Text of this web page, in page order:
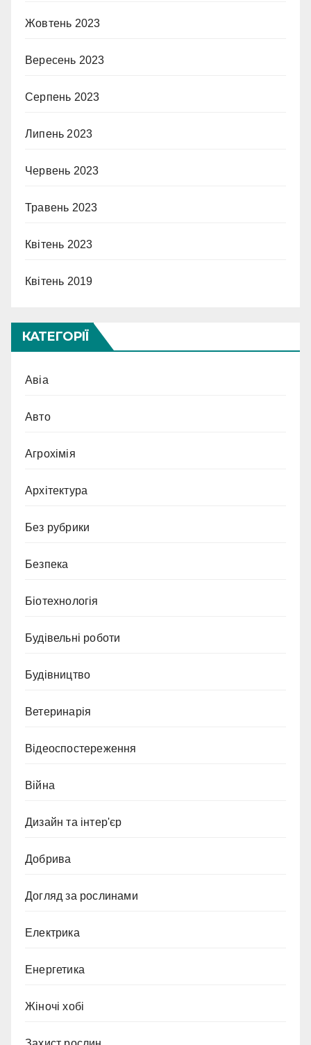
Жовтень 2023
Вересень 2023
Серпень 2023
Липень 2023
Червень 2023
Травень 2023
Квітень 2023
Квітень 2019
КАТЕГОРІЇ
Авіа
Авто
Агрохімія
Архітектура
Без рубрики
Безпека
Біотехнологія
Будівельні роботи
Будівництво
Ветеринарія
Відеоспостереження
Війна
Дизайн та інтер'єр
Добрива
Догляд за рослинами
Електрика
Енергетика
Жіночі хобі